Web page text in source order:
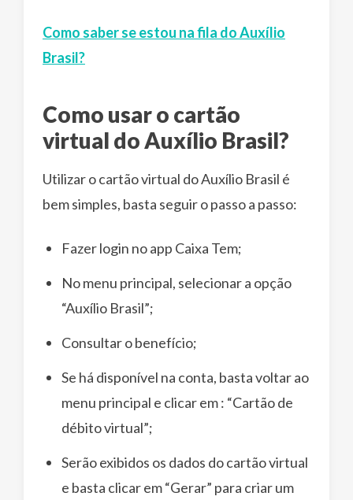
Como saber se estou na fila do Auxílio
Brasil?
Como usar o cartão
virtual do Auxílio Brasil?
Utilizar o cartão virtual do Auxílio Brasil é
bem simples, basta seguir o passo a passo:
Fazer login no app Caixa Tem;
No menu principal, selecionar a opção
“Auxílio Brasil”;
Consultar o benefício;
Se há disponível na conta, basta voltar ao
menu principal e clicar em : “Cartão de
débito virtual”;
Serão exibidos os dados do cartão virtual
e basta clicar em “Gerar” para criar um